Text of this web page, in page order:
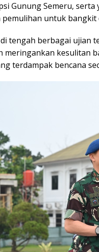
Gunung Semeru,
pemulihan untuk bangkit
tengah berbagai ujian
meringankan kesulitan
terdampak bencana